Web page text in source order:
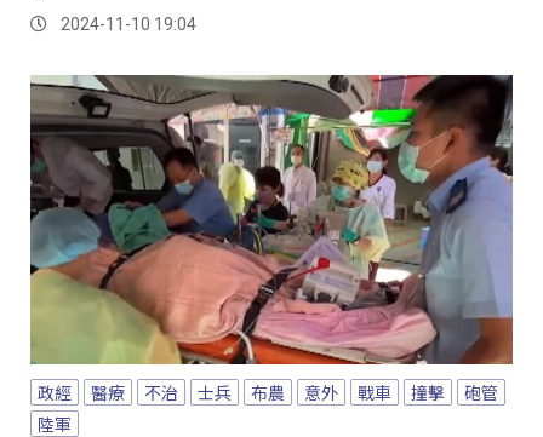
2024-11-10 19:04
政經 醫療 不治 士兵 布農 意外 戰車 撞擊
砲管
陸軍